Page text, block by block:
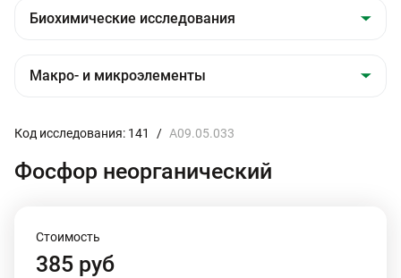
Код исследования: 141 / A09.05.033
Фосфор неорганический
Стоимость
385 руб